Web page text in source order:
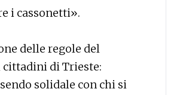
i cassonetti».
delle regole del
cittadini di Trieste:
solidale con chi si